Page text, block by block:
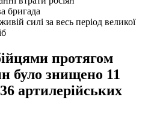
бригада
силі за весь період великої
протягом
було знищено 11
артилерійських